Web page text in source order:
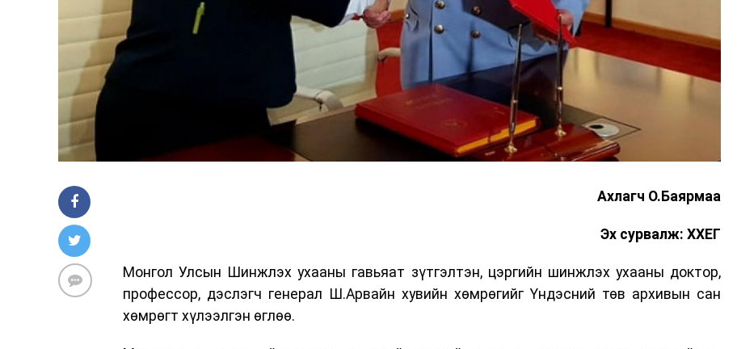
Ахлагч О.Баярмаа
Эх сурвалж: ХХЕГ
Монгол Улсын Шинжлэх ухааны гавьяат зүтгэлтэн, цэргийн шинжлэх ухааны доктор,
профессор, дэслэгч генерал Ш.Арвайн хувийн хөмрөгийг Үндэсний төв архивын сан
хөмрөгт хүлээлгэн өглөө.